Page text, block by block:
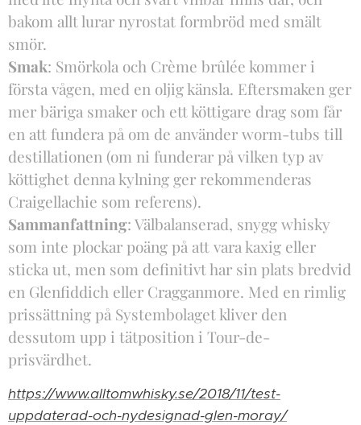
bakom allt lurar nyrostat formbröd med smält
smör.
Smak: Smörkola och Crème brûlée kommer i
första vågen, med en oljig känsla. Eftersmaken ger
mer bäriga smaker och ett köttigare drag som får
en att fundera på om de använder worm-tubs till
destillationen (om ni funderar på vilken typ av
köttighet denna kylning ger rekommenderas
Craigellachie som referens).
Sammanfattning: Välbalanserad, snygg whisky
som inte plockar poäng på att vara kaxig eller
sticka ut, men som definitivt har sin plats bredvid
en Glenfiddich eller Cragganmore. Med en rimlig
prissättning på Systembolaget kliver den
dessutom upp i tätposition i Tour-de-
prisvärdhet.
https://www.alltomwhisky.se/2018/11/test-
uppdaterad-och-nydesignad-glen-moray/